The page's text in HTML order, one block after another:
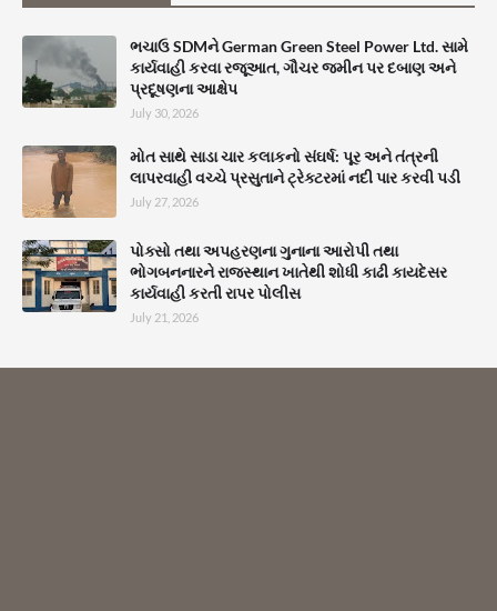
ભચાઉ SDMને German Green Steel Power Ltd. સામે
કાર્યવાહી કરવા રજૂઆત, ગૌચર જમીન પર દબાણ અને
પ્રદૂષણના આક્ષેપ
July 30, 2026
મોત સાથે સાડા ચાર કલાકનો સંઘર્ષ: પૂર અને તંત્રની
લાપરવાહી વચ્ચે પ્રસુતાને ટ્રેક્ટરમાં નદી પાર કરવી પડી
July 27, 2026
પોક્સો તથા અપહરણના ગુનાના આરોપી તથા
ભોગબનનારને રાજસ્થાન ખાતેથી શોધી કાઢી કાયદેસર
કાર્યવાહી કરતી રાપર પોલીસ
July 21, 2026